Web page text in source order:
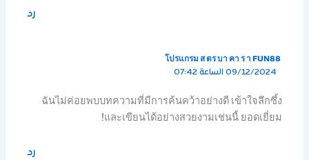
رد
โปรแกรม ส ตร บา คา ร า FUN88
09/12/2024 الساعة 07:42
ฉันไม่ค่อยพบบทความที่มีการค้นคว้าอย่างดี เข้าใจลึกซึ้ง
และเขียนได้อย่างสวยงามเช่นนี้ ยอดเยี่ยม!
رد